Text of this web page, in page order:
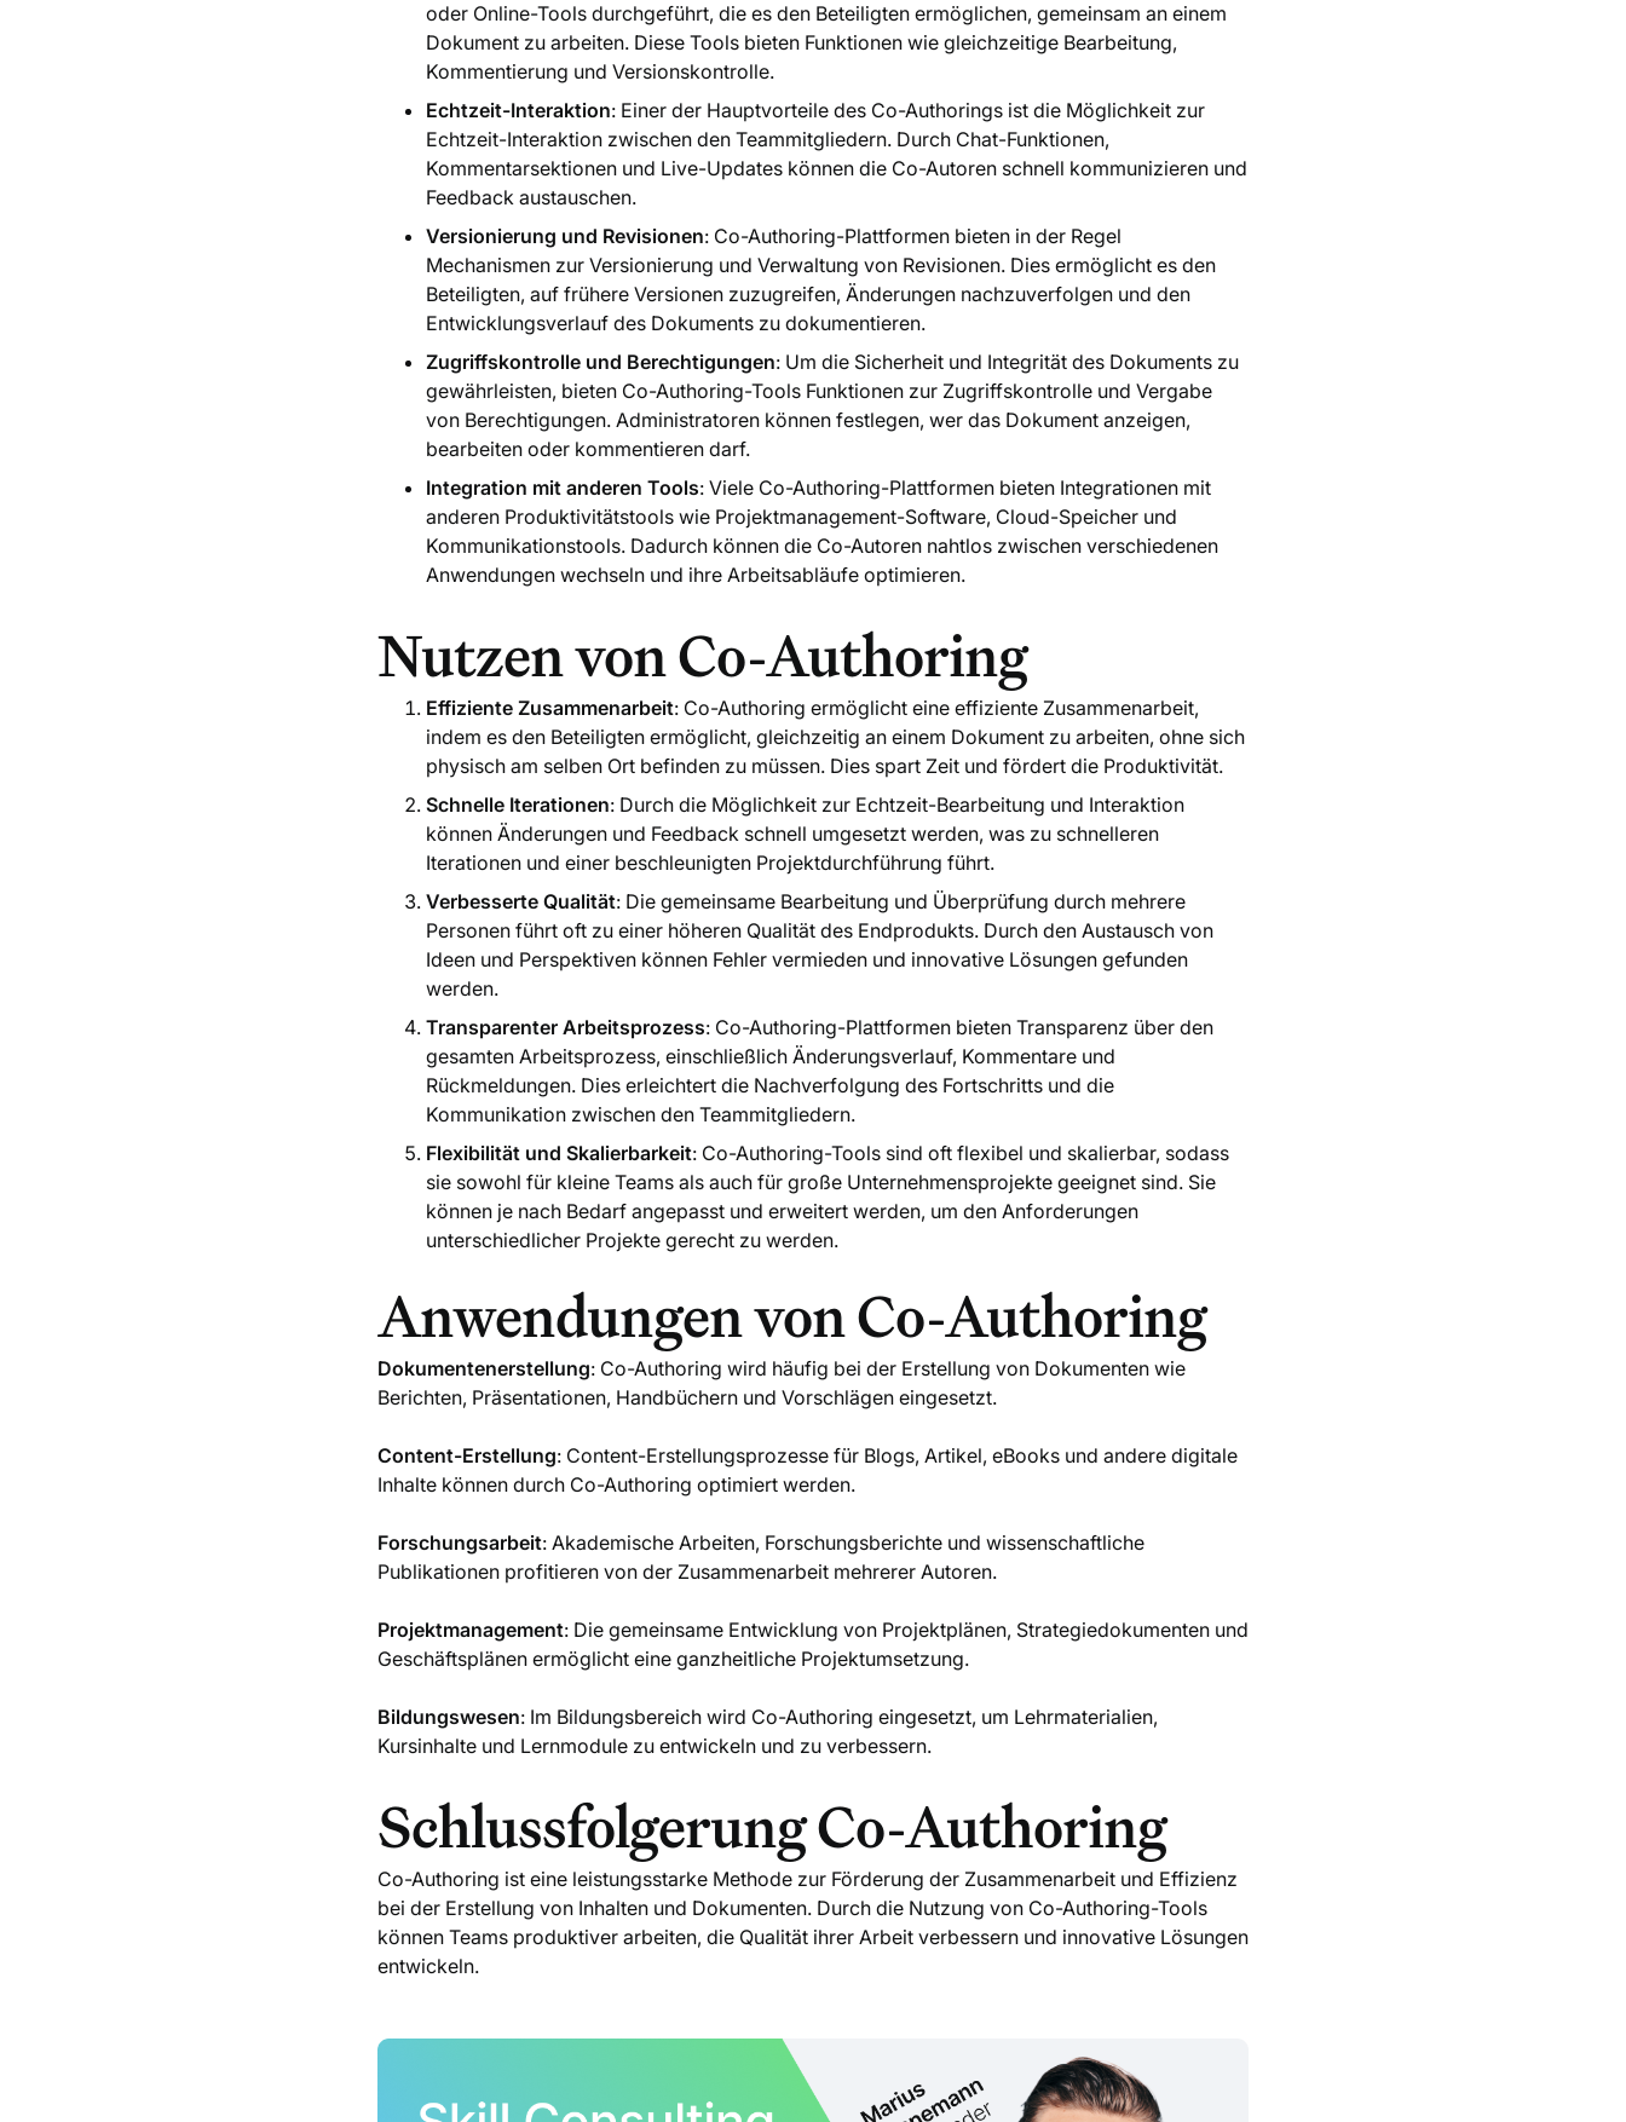
oder Online-Tools durchgeführt, die es den Beteiligten ermöglichen, gemeinsam an einem
Dokument zu arbeiten. Diese Tools bieten Funktionen wie gleichzeitige Bearbeitung,
Kommentierung und Versionskontrolle.
Echtzeit-Interaktion: Einer der Hauptvorteile des Co-Authorings ist die Möglichkeit zur
Echtzeit-Interaktion zwischen den Teammitgliedern. Durch Chat-Funktionen,
Kommentarsektionen und Live-Updates können die Co-Autoren schnell kommunizieren und
Feedback austauschen.
Versionierung und Revisionen: Co-Authoring-Plattformen bieten in der Regel
Mechanismen zur Versionierung und Verwaltung von Revisionen. Dies ermöglicht es den
Beteiligten, auf frühere Versionen zuzugreifen, Änderungen nachzuverfolgen und den
Entwicklungsverlauf des Dokuments zu dokumentieren.
Zugriffskontrolle und Berechtigungen: Um die Sicherheit und Integrität des Dokuments zu
gewährleisten, bieten Co-Authoring-Tools Funktionen zur Zugriffskontrolle und Vergabe
von Berechtigungen. Administratoren können festlegen, wer das Dokument anzeigen,
bearbeiten oder kommentieren darf.
Integration mit anderen Tools: Viele Co-Authoring-Plattformen bieten Integrationen mit
anderen Produktivitätstools wie Projektmanagement-Software, Cloud-Speicher und
Kommunikationstools. Dadurch können die Co-Autoren nahtlos zwischen verschiedenen
Anwendungen wechseln und ihre Arbeitsabläufe optimieren.
Nutzen von Co-Authoring
Effiziente Zusammenarbeit: Co-Authoring ermöglicht eine effiziente Zusammenarbeit,
indem es den Beteiligten ermöglicht, gleichzeitig an einem Dokument zu arbeiten, ohne sich
physisch am selben Ort befinden zu müssen. Dies spart Zeit und fördert die Produktivität.
Schnelle Iterationen: Durch die Möglichkeit zur Echtzeit-Bearbeitung und Interaktion
können Änderungen und Feedback schnell umgesetzt werden, was zu schnelleren
Iterationen und einer beschleunigten Projektdurchführung führt.
Verbesserte Qualität: Die gemeinsame Bearbeitung und Überprüfung durch mehrere
Personen führt oft zu einer höheren Qualität des Endprodukts. Durch den Austausch von
Ideen und Perspektiven können Fehler vermieden und innovative Lösungen gefunden
werden.
Transparenter Arbeitsprozess: Co-Authoring-Plattformen bieten Transparenz über den
gesamten Arbeitsprozess, einschließlich Änderungsverlauf, Kommentare und
Rückmeldungen. Dies erleichtert die Nachverfolgung des Fortschritts und die
Kommunikation zwischen den Teammitgliedern.
Flexibilität und Skalierbarkeit: Co-Authoring-Tools sind oft flexibel und skalierbar, sodass
sie sowohl für kleine Teams als auch für große Unternehmensprojekte geeignet sind. Sie
können je nach Bedarf angepasst und erweitert werden, um den Anforderungen
unterschiedlicher Projekte gerecht zu werden.
Anwendungen von Co-Authoring
Dokumentenerstellung: Co-Authoring wird häufig bei der Erstellung von Dokumenten wie
Berichten, Präsentationen, Handbüchern und Vorschlägen eingesetzt.
Content-Erstellung: Content-Erstellungsprozesse für Blogs, Artikel, eBooks und andere digitale
Inhalte können durch Co-Authoring optimiert werden.
Forschungsarbeit: Akademische Arbeiten, Forschungsberichte und wissenschaftliche
Publikationen profitieren von der Zusammenarbeit mehrerer Autoren.
Projektmanagement: Die gemeinsame Entwicklung von Projektplänen, Strategiedokumenten und
Geschäftsplänen ermöglicht eine ganzheitliche Projektumsetzung.
Bildungswesen: Im Bildungsbereich wird Co-Authoring eingesetzt, um Lehrmaterialien,
Kursinhalte und Lernmodule zu entwickeln und zu verbessern.
Schlussfolgerung Co-Authoring
Co-Authoring ist eine leistungsstarke Methode zur Förderung der Zusammenarbeit und Effizienz
bei der Erstellung von Inhalten und Dokumenten. Durch die Nutzung von Co-Authoring-Tools
können Teams produktiver arbeiten, die Qualität ihrer Arbeit verbessern und innovative Lösungen
entwickeln.